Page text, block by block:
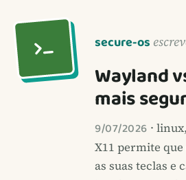
secure-os
Wayland
mais
9/07/2026 ·
X11 permite
as suas teclas e